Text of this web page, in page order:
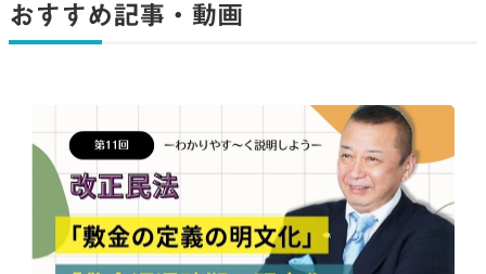
おすすめ記事・動画